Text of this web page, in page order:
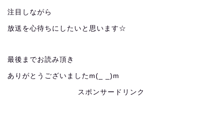
注目しながら
放送を心待ちにしたいと思います☆
最後までお読み頂き
ありがとうございましたm(_ _)m
スポンサードリンク